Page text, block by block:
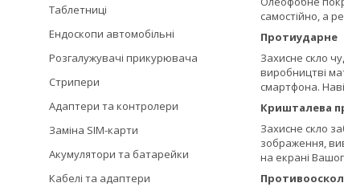
самостійно, а
Протиударне
Захисне скло
виробництві
смартфона.
Кришталева
Захисне скло
зображення,
на екрані
Таблетниці
Ендоскопи автомобільні
Розгалужувачі прикурювача
Стрипери
Адаптери та контролери
Заміна SIM-карти
Акумулятори та батарейки
Кабелі та адаптери